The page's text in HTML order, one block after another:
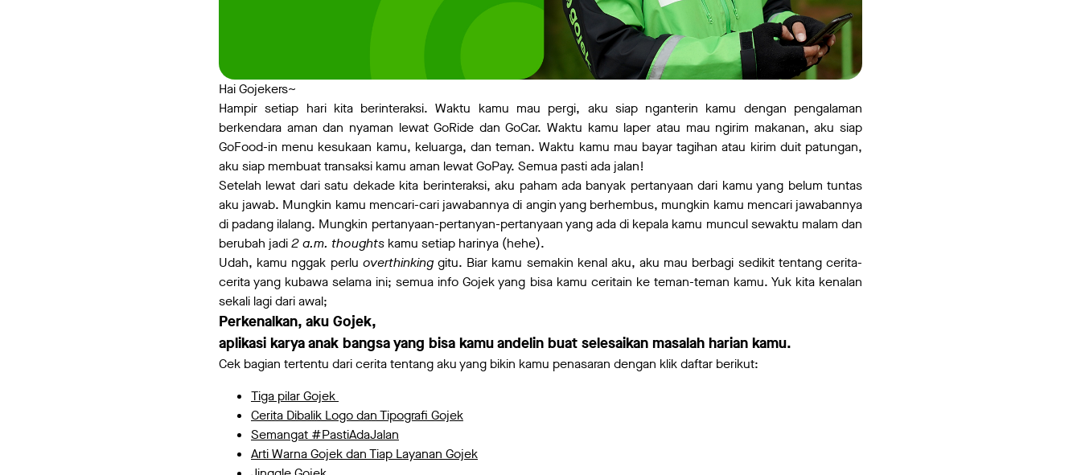
Hai Gojekers~
Hampir setiap hari kita berinteraksi. Waktu kamu mau pergi, aku siap nganterin kamu dengan pengalaman
berkendara aman dan nyaman lewat GoRide dan GoCar. Waktu kamu laper atau mau ngirim makanan, aku siap
GoFood-in menu kesukaan kamu, keluarga, dan teman. Waktu kamu mau bayar tagihan atau kirim duit patungan,
aku siap membuat transaksi kamu aman lewat GoPay. Semua pasti ada jalan!
Setelah lewat dari satu dekade kita berinteraksi, aku paham ada banyak pertanyaan dari kamu yang belum tuntas
aku jawab. Mungkin kamu mencari-cari jawabannya di angin yang berhembus, mungkin kamu mencari jawabannya
di padang ilalang. Mungkin pertanyaan-pertanyan-pertanyaan yang ada di kepala kamu muncul sewaktu malam dan
berubah jadi2 a.m. thoughts kamu setiap harinya (hehe).
Udah, kamu nggak perlu overthinkinggitu. Biar kamu semakin kenal aku, aku mau berbagi sedikit tentang cerita-
cerita yang kubawa selama ini; semua info Gojek yang bisa kamu ceritain ke teman-teman kamu. Yuk kita kenalan
sekali lagi dari awal;
Perkenalkan, aku Gojek,
aplikasi karya anak bangsa yang bisa kamu andelin buat selesaikan masalah harian kamu.
Cek bagian tertentu dari cerita tentang aku yang bikin kamu penasaran dengan klik daftar berikut:
Tiga pilar Gojek
Cerita Dibalik Logo dan Tipografi Gojek
Semangat #PastiAdaJalan
Arti Warna Gojek dan Tiap Layanan Gojek